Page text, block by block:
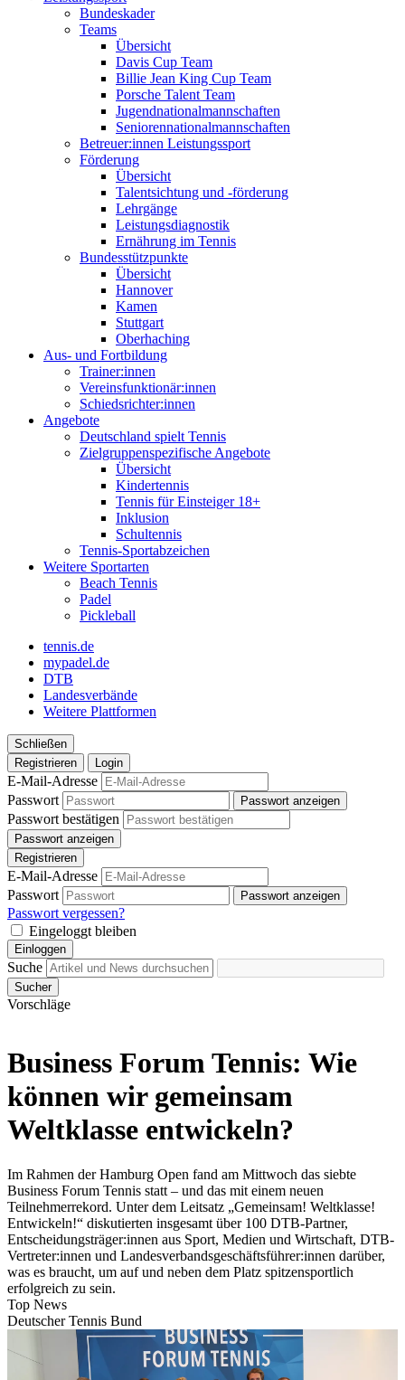
Bundeskader
Teams
Übersicht
Davis Cup Team
Billie Jean King Cup Team
Porsche Talent Team
Jugendnationalmannschaften
Seniorennationalmannschaften
Betreuer:innen Leistungssport
Förderung
Übersicht
Talentsichtung und -förderung
Lehrgänge
Leistungsdiagnostik
Ernährung im Tennis
Bundesstützpunkte
Übersicht
Hannover
Kamen
Stuttgart
Oberhaching
Aus- und Fortbildung
Trainer:innen
Vereinsfunktionär:innen
Schiedsrichter:innen
Angebote
Deutschland spielt Tennis
Zielgruppenspezifische Angebote
Übersicht
Kindertennis
Tennis für Einsteiger 18+
Inklusion
Schultennis
Tennis-Sportabzeichen
Weitere Sportarten
Beach Tennis
Padel
Pickleball
tennis.de
mypadel.de
DTB
Landesverbände
Weitere Plattformen
Schließen
Registrieren
Login
E-Mail-Adresse
Passwort
Passwort anzeigen
Passwort bestätigen
Passwort anzeigen
Registrieren
E-Mail-Adresse
Passwort
Passwort anzeigen
Passwort vergessen?
Eingeloggt bleiben
Einloggen
Suche
Sucher
Vorschläge
Business Forum Tennis: Wie
können wir gemeinsam
Weltklasse entwickeln?
Im Rahmen der Hamburg Open fand am Mittwoch das siebte
Business Forum Tennis statt – und das mit einem neuen
Teilnehmerrekord. Unter dem Leitsatz „Gemeinsam! Weltklasse!
Entwickeln!“ diskutierten insgesamt über 100 DTB-Partner,
Entscheidungsträger:innen aus Sport, Medien und Wirtschaft, DTB-
Vertreter:innen und Landesverbandsgeschäftsführer:innen darüber,
was es braucht, um auf und neben dem Platz spitzensportlich
erfolgreich zu sein.
Top News
Deutscher Tennis Bund